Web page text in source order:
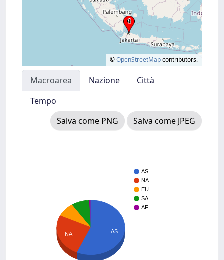
©OpenStreetMapcontributors.
Macroarea Nazione
Città
Tempo
Salva come PNG
Salva come JPEG
AS
NA
EU
SA
AF
NA AS